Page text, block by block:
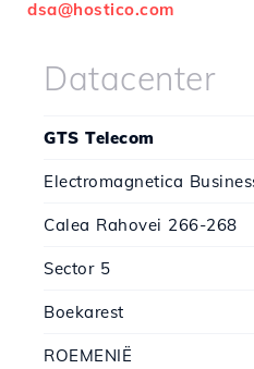
dsa@hostico.com
Datacenter
GTS Telecom
Electromagnetica
Calea Rahovei 266-268
Sector 5
Boekarest
ROEMENIË